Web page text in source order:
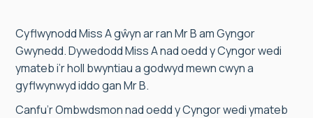
Cyflwynodd Miss A gŵyn ar ran Mr B am Gyngor
Gwynedd. Dywedodd Miss A nad oedd y Cyngor wedi
ymateb i’r holl bwyntiau a godwyd mewn cwyn a
gyflwynwyd iddo gan Mr B.
Canfu’r Ombwdsmon nad oedd y Cyngor wedi ymateb